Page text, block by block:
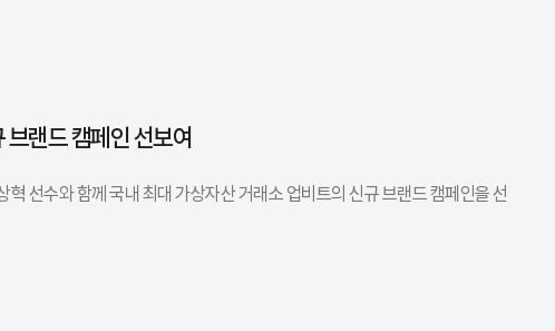
랜드 캠페인 선보여
선수와 함께 국내 최대 가상자산 거래소 업비트의 신규 브랜드 캠페인을 선